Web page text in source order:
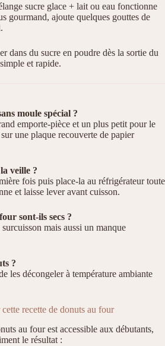
sucre glace + lait ou eau fonctionne
gourmand, ajoute quelques gouttes de
dans du sucre en poudre dès la sortie du
et rapide.
moule spécial ?
emporte-pièce et un plus petit pour le
une plaque recouverte de papier
veille ?
fois puis place-la au réfrigérateur toute
et laisse lever avant cuisson.
sont-ils secs ?
mais aussi un manque
?
les décongeler à température ambiante
recette de donuts au four
au four est accessible aux débutants,
le résultat :